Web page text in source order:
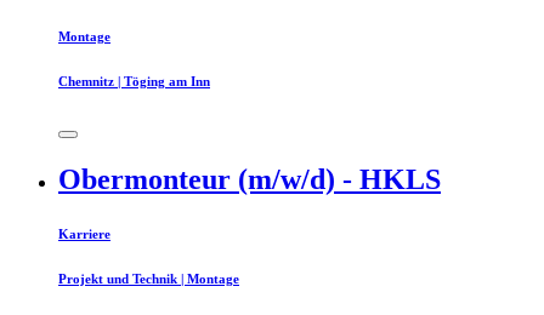
Montage
Chemnitz | Töging am Inn
Obermonteur (m/w/d) - HKLS
Karriere
Projekt und Technik | Montage